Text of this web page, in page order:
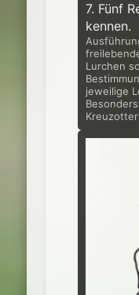
7. Fünf
kennen.
Lurchen
jeweilige